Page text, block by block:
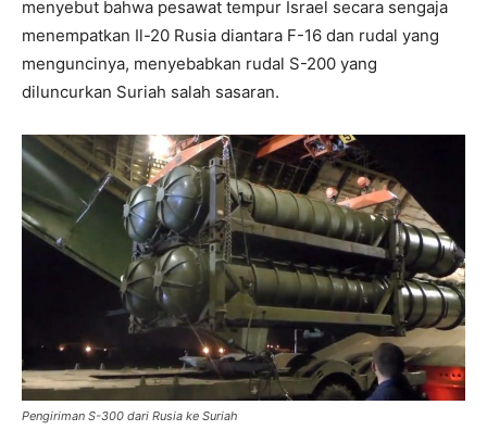
menyebut bahwa pesawat tempur Israel secara sengaja
menempatkan Il-20 Rusia diantara F-16 dan rudal yang
menguncinya, menyebabkan rudal S-200 yang
diluncurkan Suriah salah sasaran.
Pengiriman S-300 dari Rusia ke Suriah